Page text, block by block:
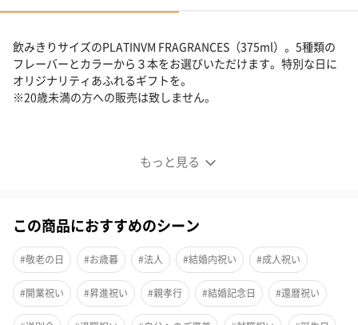
もっと見る
飲みきりサイズのPLATINVM FRAGRANCES（375ml）。5種類の
フレーバーとカラーから３本をお選びいただけます。特別な日に
オリジナリティあふれるギフトを。
※20歳未満の方への販売は致しません。
思いを形にしましょう。
フレーバーは全5種
この商品におすすめのシーン
#敬老の日 #お歳暮 #法人 #結婚内祝い #成人祝い
#開業祝い #昇進祝い #親孝行 #結婚記念日 #還暦祝い